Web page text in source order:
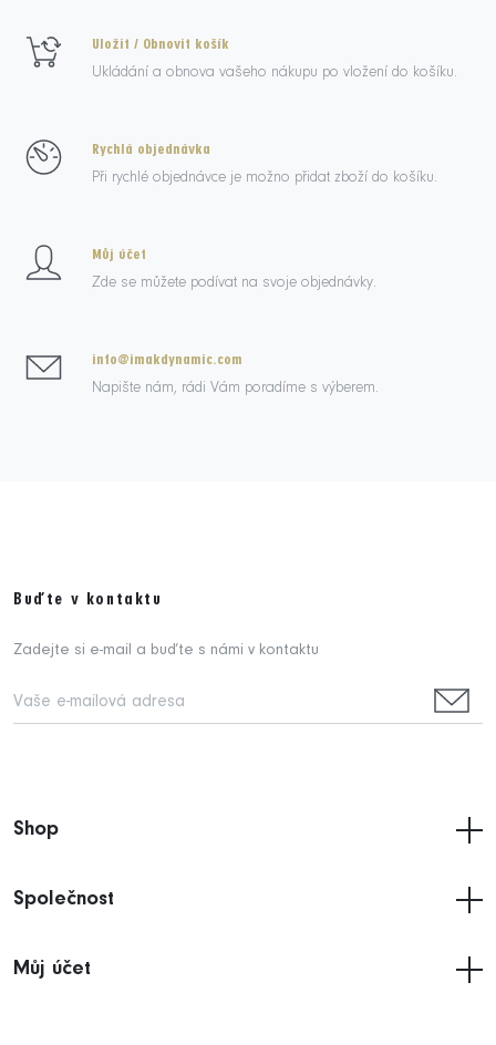
Uložit / Obnovit košík
Ukládání a obnova vašeho nákupu po vložení do košíku.
Rychlá objednávka
Při rychlé objednávce je možno přidat zboží do košíku.
Můj účet
Zde se můžete podívat na svoje objednávky.
info@imakdynamic.com
Napište nám, rádi Vám poradíme s výberem.
Buďte v kontaktu
Zadejte si e-mail a buďte s námi v kontaktu
Shop
Společnost
Můj účet